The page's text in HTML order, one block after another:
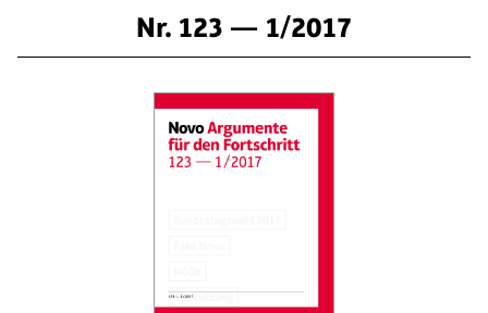
Nr. 123 — 1/2017